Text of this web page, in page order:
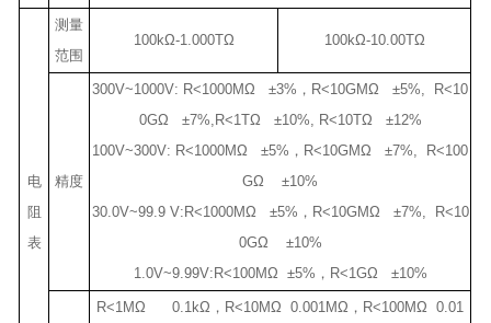
电
阻
表
测量
范围
100kΩ-1.000TΩ 100kΩ-10.00TΩ
精度
300V~1000V: R<1000MΩ ±3%，R<10GMΩ ±5%, R<10
0GΩ ±7%,R<1TΩ ±10%, R<10TΩ ±12%
100V~300V: R<1000MΩ ±5%，R<10GMΩ ±7%, R<100
GΩ ±10%
30.0V~99.9 V:R<1000MΩ ±5%，R<10GMΩ ±7%, R<10
0GΩ ±10%
1.0V~9.99V:R<100MΩ ±5%，R<1GΩ ±10%
R<1MΩ 0.1kΩ，R<10MΩ 0.001MΩ，R<100MΩ 0.01